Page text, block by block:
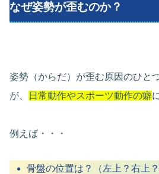
なぜ姿勢が歪むのか？
姿勢（からだ）が歪む原因のひと
が、
日常動作やスポーツ動作の癖
例えば・・・
骨盤の位置は？（左上？右上